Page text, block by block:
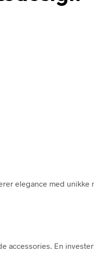
elegance med unikke
accessories. En